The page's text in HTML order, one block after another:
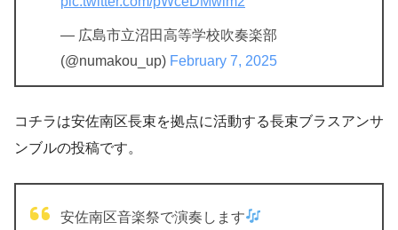
— 広島市立沼田高等学校吹奏楽部
(@numakou_up) February 7, 2025
コチラは安佐南区長束を拠点に活動する長束ブラスアンサ
ンブルの投稿です。
安佐南区音楽祭で演奏します